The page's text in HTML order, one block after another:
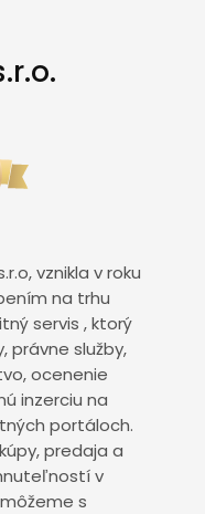
vznikla v roku
na trhu
servis , ktorý
právne služby,
ocenenie
inzerciu na
portáloch.
predaja a
v
s